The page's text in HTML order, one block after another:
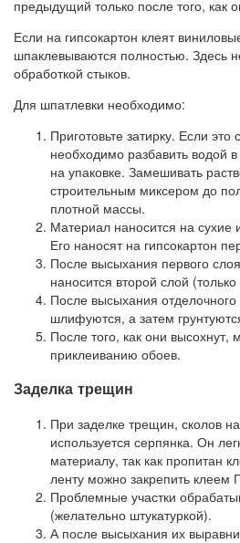
предыдущий только после того, как
Если на гипсокартон клеят
шпаклевываются полностью. Здесь
обработкой стыков.
Для шпатлевки необходимо:
Приготовьте затирку. Если это
необходимо разбавить водой
на упаковке. Замешивать
строительным миксером до
плотной массы.
Материал наносится на сухие
Его наносят на гипсокартон
После высыхания первого
наносится второй слой
После высыхания
шлифуются, а затем
После того, как они высохнут,
приклеиванию обоев.
Заделка трещин
При заделке трещин, сколов
используется серпянка. Он
материалу, так как пропитан
ленту можно закрепить клеем
Проблемные участки
(желательно штукатуркой).
А после высыхания их